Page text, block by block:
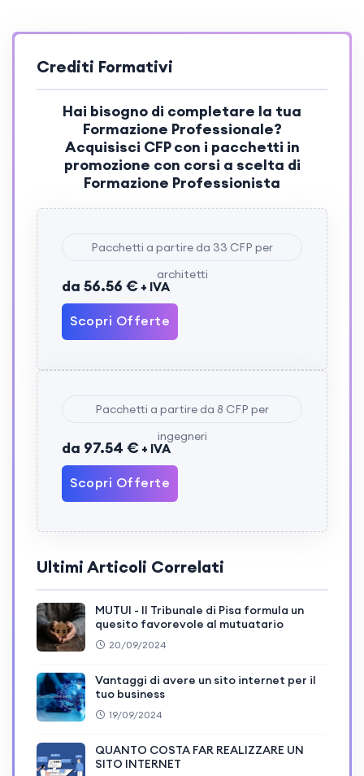
Crediti Formativi
Hai bisogno di completare la tua
Formazione Professionale?
Acquisisci CFPcon i pacchetti in
promozione con corsi a scelta di
Formazione Professionista
Pacchetti a partire da 33 CFP per
architetti
da 56.56 € + IVA
Scopri Offerte
Pacchetti a partire da 8 CFP per
ingegneri
da 97.54 € + IVA
Scopri Offerte
Ultimi Articoli Correlati
MUTUI - Il Tribunale di Pisa formula un
quesito favorevole al mutuatario
20/09/2024
Vantaggi di avere un sito internet per il
tuo business
19/09/2024
QUANTO COSTA FAR REALIZZARE UN
SITO INTERNET